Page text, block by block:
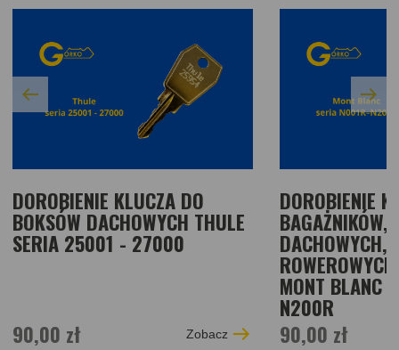
DOROBIENIE KLUCZA DO
BOKSÓW DACHOWYCH THULE
SERIA 25001 - 27000
90,00 zł Zobacz
DOROBIENIE
BAGAŻNIKÓW,
DACHOWYCH,
MONT BLANC
N200R
90,00 zł